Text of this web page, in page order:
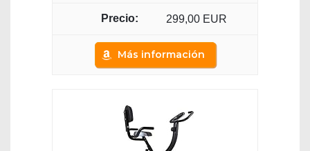
299,00 EUR
Más información